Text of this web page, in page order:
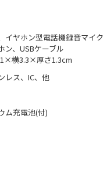
イヤホン型電話機録音マイク
ン、USBケーブル
横3.3×厚さ1.3cm
レス、IC、他
ム充電池(付)